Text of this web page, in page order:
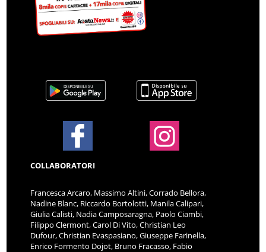
COLLABORATORI
Francesca Arcaro, Massimo Altini, Corrado Bellora,
Nadine Blanc, Riccardo Bortolotti, Manila Calipari,
Giulia Calisti, Nadia Camposaragna, Paolo Ciambi,
Filippo Clermont, Carol Di Vito, Christian Leo
Dufour, Christian Evaspasiano, Giuseppe Farinella,
Enrico Formento Dojot, Bruno Fracasso, Fabio